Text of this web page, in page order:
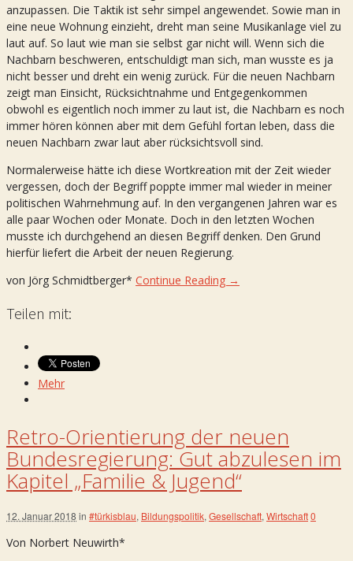
anzupassen. Die Taktik ist sehr simpel angewendet. Sowie man in
eine neue Wohnung einzieht, dreht man seine Musikanlage viel zu
laut auf. So laut wie man sie selbst gar nicht will. Wenn sich die
Nachbarn beschweren, entschuldigt man sich, man wusste es ja
nicht besser und dreht ein wenig zurück. Für die neuen Nachbarn
zeigt man Einsicht, Rücksichtnahme und Entgegenkommen
obwohl es eigentlich noch immer zu laut ist, die Nachbarn es noch
immer hören können aber mit dem Gefühl fortan leben, dass die
neuen Nachbarn zwar laut aber rücksichtsvoll sind.
Normalerweise hätte ich diese Wortkreation mit der Zeit wieder
vergessen, doch der Begriff poppte immer mal wieder in meiner
politischen Wahrnehmung auf. In den vergangenen Jahren war es
alle paar Wochen oder Monate. Doch in den letzten Wochen
musste ich durchgehend an diesen Begriff denken. Den Grund
hierfür liefert die Arbeit der neuen Regierung.
von Jörg Schmidtberger* Continue Reading →
Teilen mit:
Mehr
Retro-Orientierung der neuen
Bundesregierung: Gut abzulesen im
Kapitel „Familie & Jugend“
12. Januar 2018 in #türkisblau, Bildungspolitik, Gesellschaft, Wirtschaft0
Von Norbert Neuwirth*